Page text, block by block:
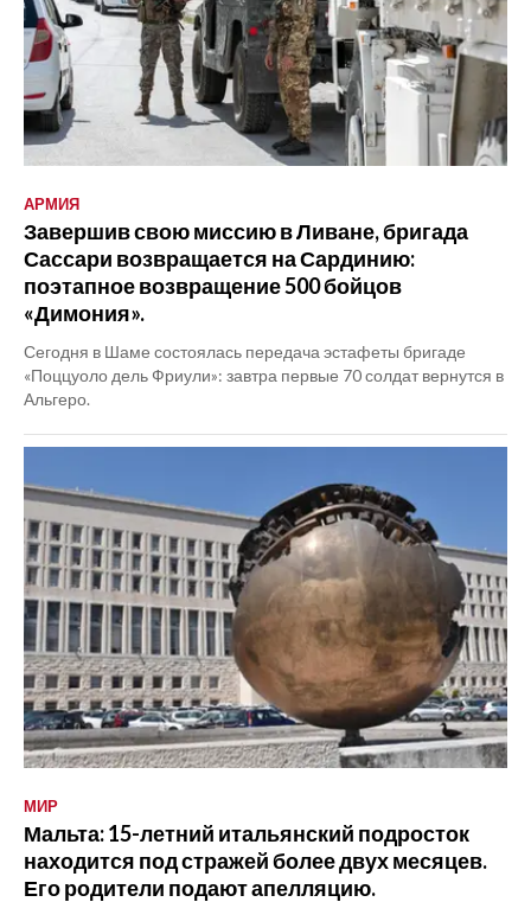
АРМИЯ
Завершив свою миссию в Ливане, бригада
Сассари возвращается на Сардинию:
поэтапное возвращение 500 бойцов
«Димония».
Сегодня в Шаме состоялась передача эстафеты бригаде
«Поццуоло дель Фриули»: завтра первые 70 солдат вернутся в
Альгеро.
МИР
Мальта: 15-летний итальянский подросток
находится под стражей более двух месяцев.
Его родители подают апелляцию.